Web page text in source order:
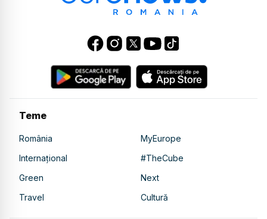
Teme
România
MyEurope
Internațional
#TheCube
Green
Next
Travel
Cultură